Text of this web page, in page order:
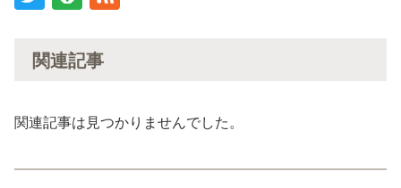
関連記事
関連記事は見つかりませんでした。